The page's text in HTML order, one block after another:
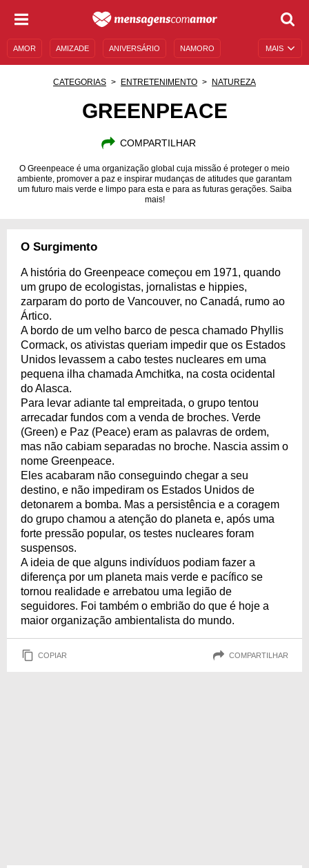
MAIS
AMOR AMIZADE ANIVERSÁRIO NAMORO
CATEGORIAS ENTRETENIMENTO NATUREZA
GREENPEACE
COMPARTILHAR
O Greenpeace é uma organização global cuja missão é proteger o meio
ambiente, promover a paz e inspirar mudanças de atitudes que garantam
um futuro mais verde e limpo para esta e para as futuras gerações. Saiba
mais!
O Surgimento
A história do Greenpeace começou em 1971, quando
um grupo de ecologistas, jornalistas e hippies,
zarparam do porto de Vancouver, no Canadá, rumo ao
Ártico.
A bordo de um velho barco de pesca chamado Phyllis
Cormack, os ativistas queriam impedir que os Estados
Unidos levassem a cabo testes nucleares em uma
pequena ilha chamada Amchitka, na costa ocidental
do Alasca.
Para levar adiante tal empreitada, o grupo tentou
arrecadar fundos com a venda de broches. Verde
(Green) e Paz (Peace) eram as palavras de ordem,
mas não cabiam separadas no broche. Nascia assim o
nome Greenpeace.
Eles acabaram não conseguindo chegar a seu
destino, e não impediram os Estados Unidos de
detonarem a bomba. Mas a persistência e a coragem
do grupo chamou a atenção do planeta e, após uma
forte pressão popular, os testes nucleares foram
suspensos.
A ideia de que alguns indivíduos podiam fazer a
diferença por um planeta mais verde e pacífico se
tornou realidade e arrebatou uma legião de
seguidores. Foi também o embrião do que é hoje a
maior organização ambientalista do mundo.
COPIAR COMPARTILHAR